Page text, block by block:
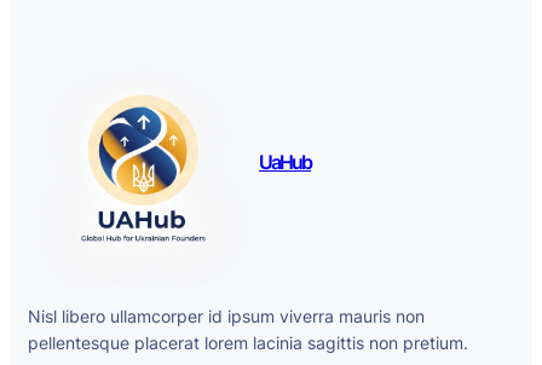
UaHub
Nisl libero ullamcorper id ipsum viverra mauris non
pellentesque placerat lorem lacinia sagittis non pretium.